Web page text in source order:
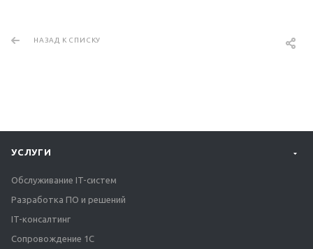
НАЗАД К СПИСКУ
УСЛУГИ
Обслуживание IT-систем
Разработка ПО и решений
IT-консалтинг
Сопровождение 1С